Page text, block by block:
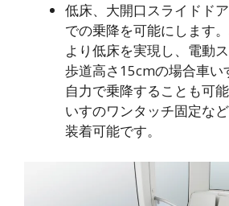
低床、大開口スライドド
での乗降を可能にします
より低床を実現し、電動ス
歩道高さ15cmの場合車い
自力で乗降することも可
いすのワンタッチ固定な
装着可能です。